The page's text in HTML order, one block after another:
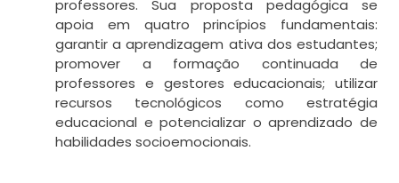
professores. Sua proposta pedagógica se
apoia em quatro princípios fundamentais:
garantir a aprendizagem ativa dos estudantes;
promover a formação continuada de
professores e gestores educacionais; utilizar
recursos tecnológicos como estratégia
educacional e potencializar o aprendizado de
habilidades socioemocionais.